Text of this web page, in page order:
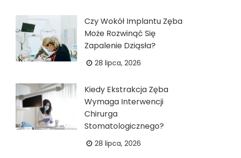
Czy Wokół Implantu Zęba
Może Rozwinąć Się
Zapalenie Dziąsła?
28 lipca, 2026
Kiedy Ekstrakcja Zęba
Wymaga Interwencji
Chirurga
Stomatologicznego?
28 lipca, 2026